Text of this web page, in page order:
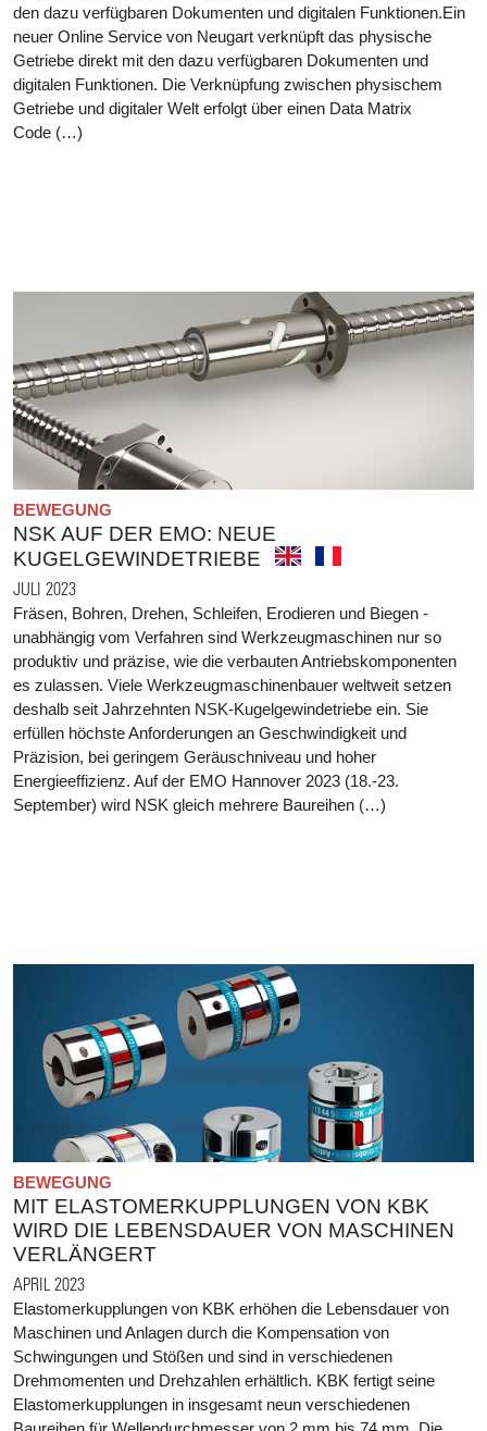
den dazu verfügbaren Dokumenten und digitalen Funktionen.Ein
neuer Online Service von Neugart verknüpft das physische
Getriebe direkt mit den dazu verfügbaren Dokumenten und
digitalen Funktionen. Die Verknüpfung zwischen physischem
Getriebe und digitaler Welt erfolgt über einen Data Matrix
Code (…)
BEWEGUNG
NSK AUF DER EMO: NEUE
KUGELGEWINDETRIEBE
JULI 2023
Fräsen, Bohren, Drehen, Schleifen, Erodieren und Biegen -
unabhängig vom Verfahren sind Werkzeugmaschinen nur so
produktiv und präzise, wie die verbauten Antriebskomponenten
es zulassen. Viele Werkzeugmaschinenbauer weltweit setzen
deshalb seit Jahrzehnten NSK-Kugelgewindetriebe ein. Sie
erfüllen höchste Anforderungen an Geschwindigkeit und
Präzision, bei geringem Geräuschniveau und hoher
Energieeffizienz. Auf der EMO Hannover 2023 (18.-23.
September) wird NSK gleich mehrere Baureihen (…)
BEWEGUNG
MIT ELASTOMERKUPPLUNGEN VON KBK
WIRD DIE LEBENSDAUER VON MASCHINEN
VERLÄNGERT
APRIL 2023
Elastomerkupplungen von KBK erhöhen die Lebensdauer von
Maschinen und Anlagen durch die Kompensation von
Schwingungen und Stößen und sind in verschiedenen
Drehmomenten und Drehzahlen erhältlich. KBK fertigt seine
Elastomerkupplungen in insgesamt neun verschiedenen